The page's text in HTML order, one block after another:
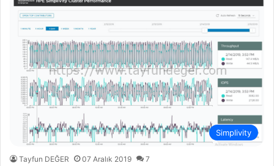
Simplivity
Tayfun DEĞER 07 Aralık 2019 7